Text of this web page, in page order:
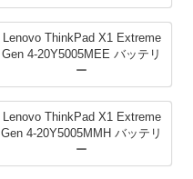
Lenovo ThinkPad X1 Extreme
Gen 4-20Y5005MEE バッテリ
ー
Lenovo ThinkPad X1 Extreme
Gen 4-20Y5005MMH バッテリ
ー